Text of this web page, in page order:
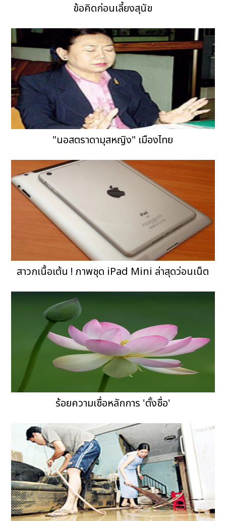
ข้อคิดก่อนเลี้ยงสุนัข
"นอสตราดามุสหญิง" เมืองไทย
สาวกเนื้อเต้น ! ภาพชุด iPad Mini ล่าสุดว่อนเน็ต
ร้อยความเชื่อหลักการ 'ตั้งชื่อ'